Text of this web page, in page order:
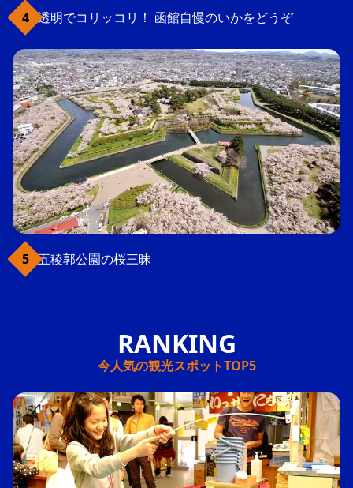
透明でコリッコリ！ 函館自慢のいかをどうぞ
五稜郭公園の桜三昧
今人気の観光スポットTOP5